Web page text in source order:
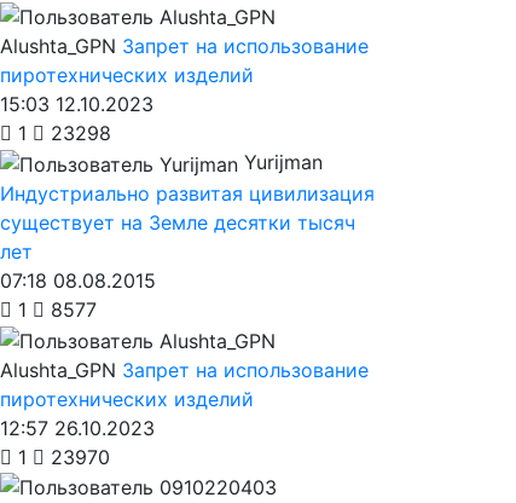
Alushta_GPN Запрет на использование
пиротехнических изделий
15:03 12.10.2023
1
23298
Yurijman
Индустриально развитая цивилизация
существует на Земле десятки тысяч
лет
07:18 08.08.2015
1
8577
Alushta_GPN Запрет на использование
пиротехнических изделий
12:57 26.10.2023
1
23970